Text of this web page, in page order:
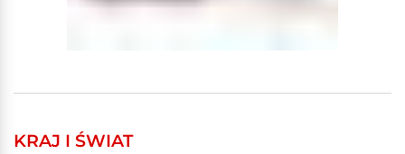
KRAJ I ŚWIAT